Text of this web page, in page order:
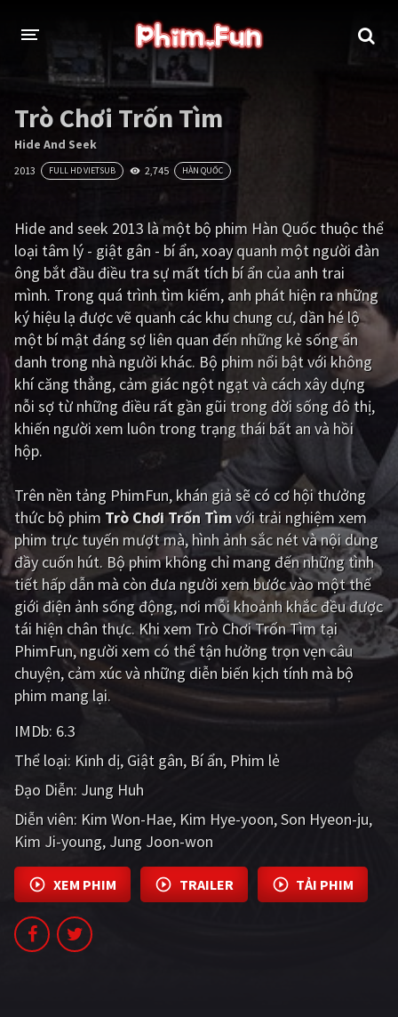
THỂ LOẠI
Thần thoại - Cổ trang
Tâm lý Chiến tranh
Kinh dị Tội phạm - Hình sự
Phiêu lưu Hài hước
Viễn tưởng Khoa học - Tài liệu
Hoạt hình Thể thao
Tình cảm - Lãng mạn Kỳ ảo
Giật gân Gia đình
Bí ẩn Lịch sử
Viễn Tây Tiểu sử
GameShow DramaTV
QUỐC GIA
Âu - Mỹ Trung Quốc - Hồng Kông
Hàn Quốc Nhật Bản
Ấn Độ
Tổng hợp
CẬP NHẬT
PHIM MỚI
PHIM BỘ
PHIM LẺ
PHIM CHIẾU RẠP
TUYỂN TẬP PHIM
Trò Chơi Trốn Tìm
Hide And Seek
2013 FULL HD VIETSUB 2,745 HÀN QUỐC
Hide and seek 2013 là một bộ phim Hàn Quốc thuộc thể
loại tâm lý - giật gân - bí ẩn, xoay quanh một người đàn
ông bắt đầu điều tra sự mất tích bí ẩn của anh trai
mình. Trong quá trình tìm kiếm, anh phát hiện ra những
ký hiệu lạ được vẽ quanh các khu chung cư, dần hé lộ
một bí mật đáng sợ liên quan đến những kẻ sống ẩn
danh trong nhà người khác. Bộ phim nổi bật với không
khí căng thẳng, cảm giác ngột ngạt và cách xây dựng
nỗi sợ từ những điều rất gần gũi trong đời sống đô thị,
khiến người xem luôn trong trạng thái bất an và hồi
hộp.
Trên nền tảng PhimFun, khán giả sẽ có cơ hội thưởng
thức bộ phim Trò Chơi Trốn Tìmvới trải nghiệm xem
phim trực tuyến mượt mà, hình ảnh sắc nét và nội dung
đầy cuốn hút. Bộ phim không chỉ mang đến những tình
tiết hấp dẫn mà còn đưa người xem bước vào một thế
giới điện ảnh sống động, nơi mỗi khoảnh khắc đều được
tái hiện chân thực. Khi xem Trò Chơi Trốn Tìm tại
PhimFun, người xem có thể tận hưởng trọn vẹn câu
chuyện, cảm xúc và những diễn biến kịch tính mà bộ
phim mang lại.
IMDb: 6.3
Thể loại: Kinh dị Giật gân Bí ẩn Phim lẻ
Đạo Diễn: Jung Huh
Diễn viên: Kim Won-Hae Kim Hye-yoon Son Hyeon-ju
Kim Ji-young Jung Joon-won
XEM PHIM TRAILER TẢI PHIM